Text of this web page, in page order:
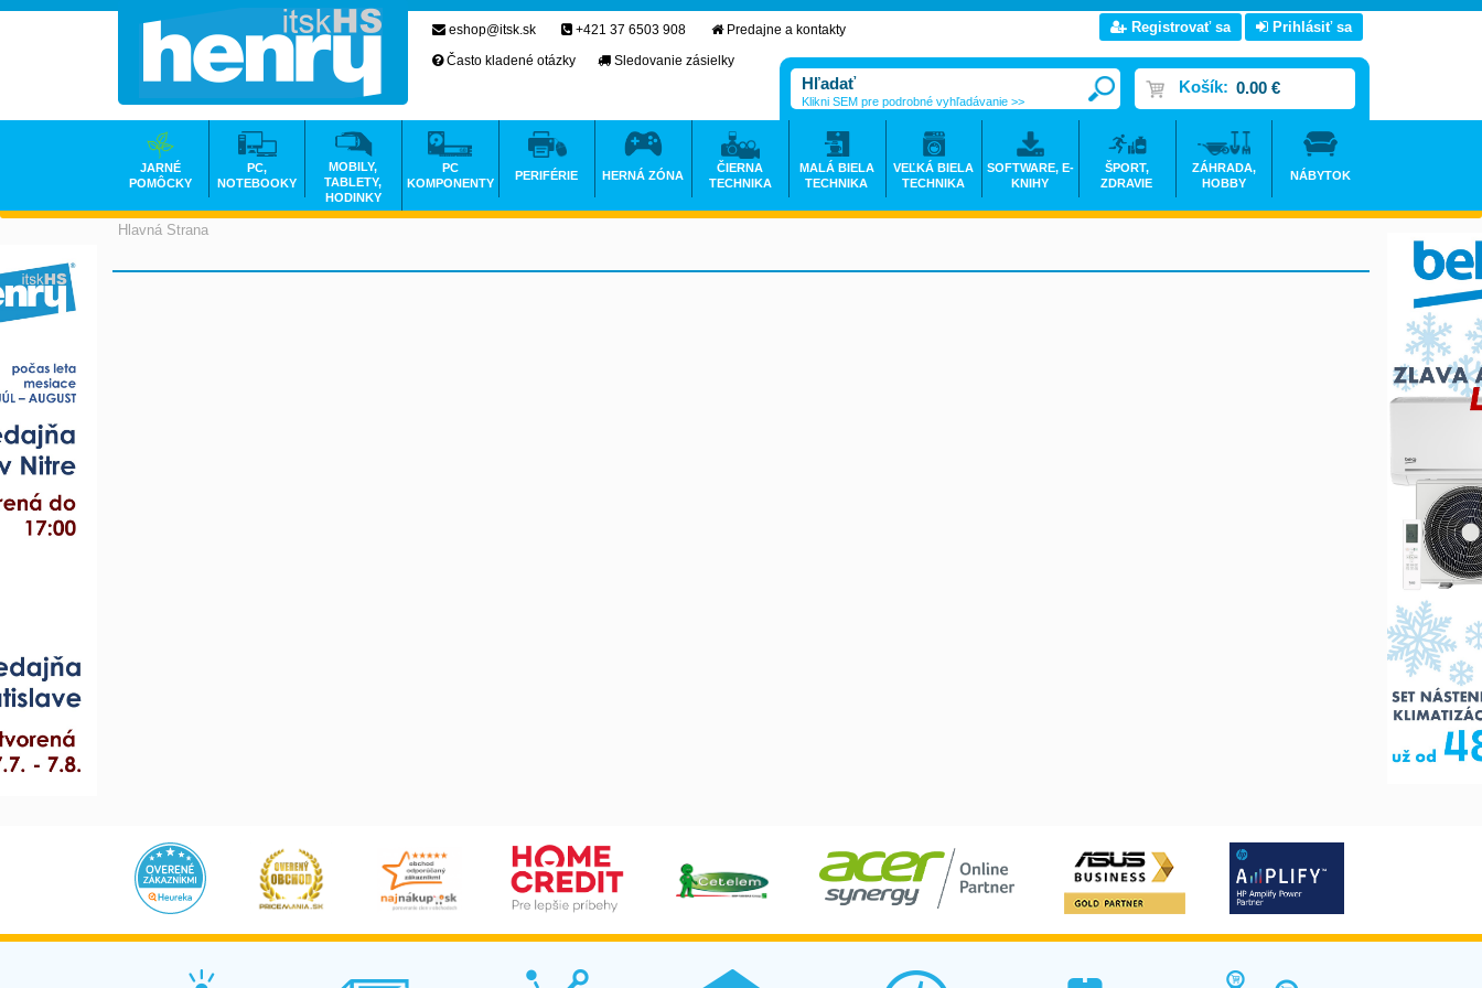
Hlavná Strana
eshop@itsk.sk +421 37 6503 908
Predajne a kontakty
Často kladené otázky
Sledovanie zásielky
Registrovať sa Prihlásiť sa
Košík: 0.00 €
Klikni SEM pre podrobné vyhľadávanie >>
JARNÉ
POMÔCKY
PC,
NOTEBOOKY
MOBILY,
TABLETY,
HODINKY
PC
KOMPONENTY
PERIFÉRIE HERNÁ ZÓNA
ČIERNA
TECHNIKA
MALÁ BIELA
TECHNIKA
VEĽKÁ BIELA
TECHNIKA
SOFTWARE, E-
KNIHY
ŠPORT,
ZDRAVIE
ZÁHRADA,
HOBBY
NÁBYTOK